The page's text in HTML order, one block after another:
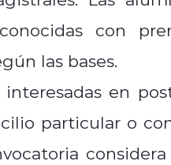
con
las bases.
en
particular o
considera